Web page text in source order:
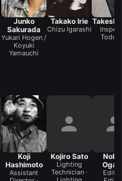
Junko
Sakurada
Yukari Hogen /
Koyuki
Yamauchi
Takako Irie
Chizu Igarashi
Takeshi
Koji
Hashimoto
Assistant
Kojiro Sato
Lighting
Technician ·
Editor